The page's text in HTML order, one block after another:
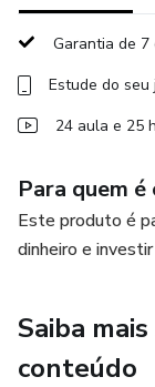
interpretada
Garantia de 7
Estude do
24 aula e 25
Para quem
Este produto é
dinheiro e
Saiba
conteúdo